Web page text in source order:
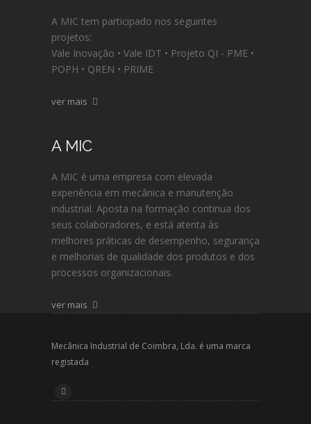
A MIC tem participado nos seguintes
projetos:
Vale Inovação • Vale IDT • Projeto QI - PME •
POPH • QREN • PRIME
ver mais
A MIC
A MIC é uma empresa com elevada
experiência em mecânica e manutenção
industrial. Aposta na formação continua dos
seus colaboradores, e está atenta às
melhores práticas de desempenho, segurança
e melhorias de qualidade dos produtos e dos
processos organizacionais.
ver mais
Mecânica Industrial de Coimbra, Lda. é uma marca
registada